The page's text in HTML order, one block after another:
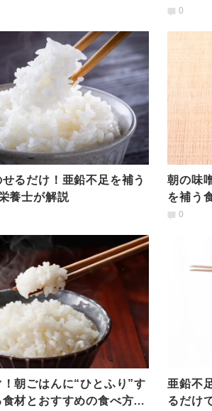
材0
るだけ！亜鉛不足を補う
養士が解説
朝の味
を補う
0
朝ごはんに“ひとふり”す
材とおすすめの食べ方3
亜鉛不
るだけ